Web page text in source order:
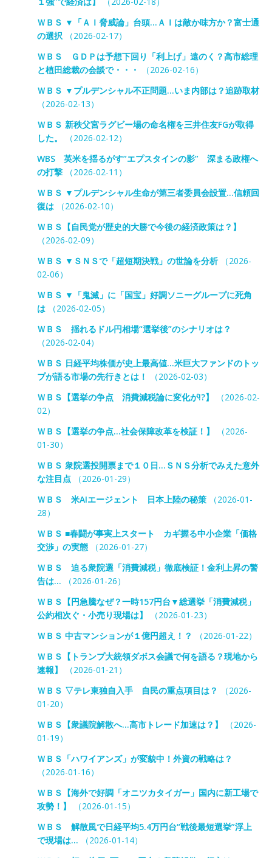
ＷＢＳ ▼「ＡＩ脅威論」台頭…ＡＩは敵か味方か？富士通
の選択（2026-02-17）
ＷＢＳ ＧＤＰは予想下回り「利上げ」遠のく？高市総理
と植田総裁の会談で・・・
（2026-02-16）
ＷＢＳ ▼プルデンシャル不正問題…いま内部は？追跡取材
（2026-02-13）
ＷＢＳ 新秩父宮ラグビー場の命名権を三井住友FGが取得
した。
（2026-02-12）
WBS 英米を揺るがす”エプスタインの影” 深まる政権へ
の打撃（2026-02-11）
ＷＢＳ ▼プルデンシャル生命が第三者委員会設置…信頼回
復は（2026-02-10）
ＷＢＳ【自民党が歴史的大勝で今後の経済政策は？】
（2026-02-09）
ＷＢＳ ▼ＳＮＳで「超短期決戦」の世論を分析（2026-
02-06）
ＷＢＳ ▼「鬼滅」に「国宝」好調ソニーグループに死角
は（2026-02-05）
ＷＢＳ 揺れるドル円相場“選挙後”のシナリオは？
（2026-02-04）
ＷＢＳ 日経平均株価が史上最高値…米巨大ファンドのトッ
プが語る市場の先行きとは！
（2026-02-03）
ＷＢＳ【選挙の争点 消費減税論に変化が!?】
（2026-02-
02）
ＷＢＳ【選挙の争点…社会保障改革を検証！】
（2026-
01-30）
ＷＢＳ 衆院選投開票まで１０日…ＳＮＳ分析でみえた意外
な注目点（2026-01-29）
ＷＢＳ 米AIエージェント 日本上陸の秘策（2026-01-
28）
ＷＢＳ ■春闘が事実上スタート カギ握る中小企業「価格
交渉」の実態（2026-01-27）
ＷＢＳ 迫る衆院選「消費減税」徹底検証！金利上昇の警
告は… （2026-01-26）
ＷＢＳ【円急騰なぜ？一時157円台▼総選挙「消費減税」
公約相次ぐ・小売り現場は】
（2026-01-23）
ＷＢＳ 中古マンションが１億円超え！？
（2026-01-22）
ＷＢＳ【トランプ大統領ダボス会議で何を語る？現地から
速報】
（2026-01-21）
ＷＢＳ ▽テレ東独自入手 自民の重点項目は？
（2026-
01-20）
ＷＢＳ【衆議院解散へ…高市トレード加速は？】
（2026-
01-19）
ＷＢＳ「ハワイアンズ」が変貌中！外資の戦略は？
（2026-01-16）
ＷＢＳ【海外で好調「オニツカタイガー」国内に新工場で
攻勢！】
（2026-01-15）
ＷＢＳ 解散風で日経平均5.4万円台“戦後最短選挙”浮上
で現場は… （2026-01-14）